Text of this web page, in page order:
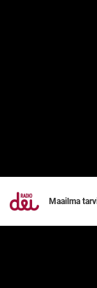
Maailma